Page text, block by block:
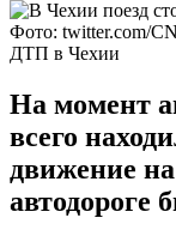
Фото: twitter.com/
ДТП в Чехии
На момент
всего
движение
автодороге